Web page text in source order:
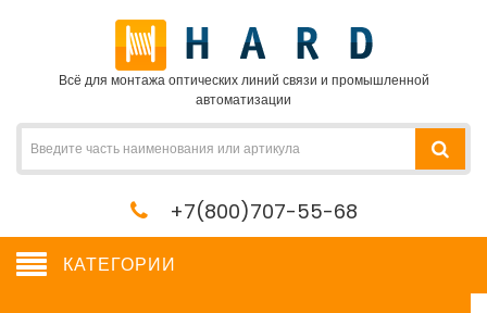
Всё для монтажа оптических линий связи и промышленной
автоматизации
+7(800)707-55-68
КАТЕГОРИИ